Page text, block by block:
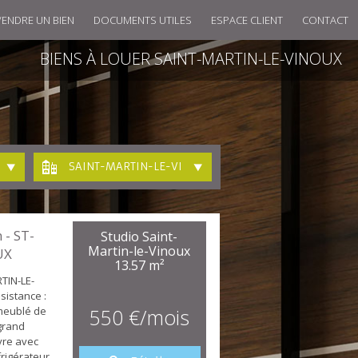
UN BIEN DOCUMENTS UTILES ESPACE CLIENT CONTACT
BIENS À LOUER SAINT-MARTIN-LE-VINOUX
SAINT-MARTIN-LE-VINOUX
ST-
LE-
:
de
avec
Studio Saint-
Martin-le-Vinoux
13.57 m²
550 €/mois